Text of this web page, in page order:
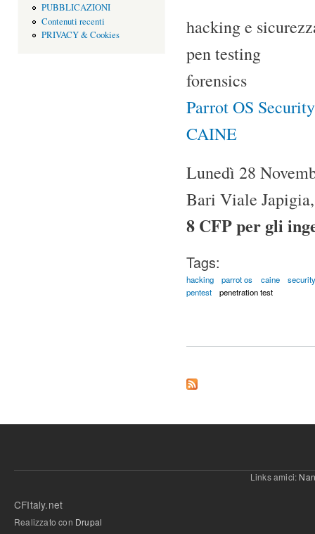
PUBBLICAZIONI
Contenuti recenti
PRIVACY & Cookies
hacking e
pen testing
forensics
Parrot OS Security
CAINE
Lunedì 28
Bari Viale
8 CFP per gli
Tags:
hacking parrot os caine
pentest
penetration test
Links amici:
CFItaly.net
Realizzato con Drupal